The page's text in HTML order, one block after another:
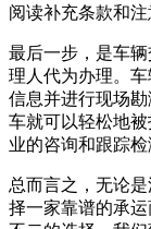
阅读补充条款和
最后一步，是车
理人代为办理。
信息并进行现场
车就可以轻松地
业的咨询和跟踪
总而言之，无论
择一家靠谱的承